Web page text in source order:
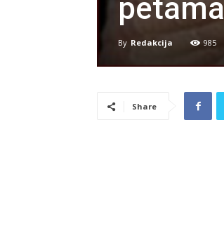
petama
By Redakcija 985
Share